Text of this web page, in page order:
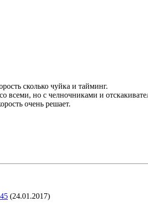
сколько чуйка и тайминг.
всеми, но с челночниками и
очень решает.
(24.01.2017)